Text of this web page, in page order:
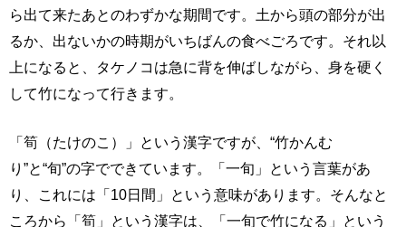
ら出て来たあとのわずかな期間です。土から頭の部分が出
るか、出ないかの時期がいちばんの食べごろです。それ以
上になると、タケノコは急に背を伸ばしながら、身を硬く
して竹になって行きます。
「筍（たけのこ）」という漢字ですが、“竹かんむ
り”と“旬”の字でできています。「一旬」という言葉があ
り、これには「10日間」という意味があります。そんなと
ころから「筍」という漢字は、「一旬で竹になる」という